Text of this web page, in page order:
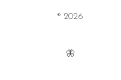
® 2026
🦋